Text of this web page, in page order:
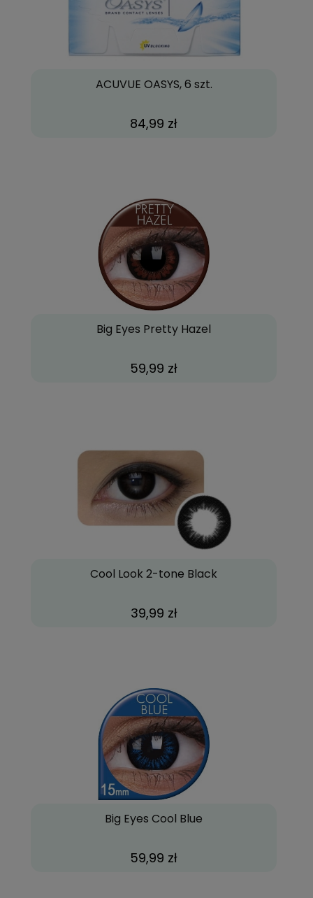
ACUVUE OASYS, 6 szt.
84,99 zł
Big Eyes Pretty Hazel
59,99 zł
Cool Look 2-tone Black
39,99 zł
Big Eyes Cool Blue
59,99 zł